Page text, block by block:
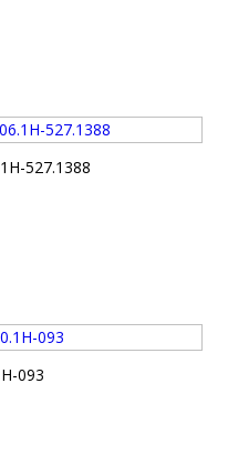
527.1388
093